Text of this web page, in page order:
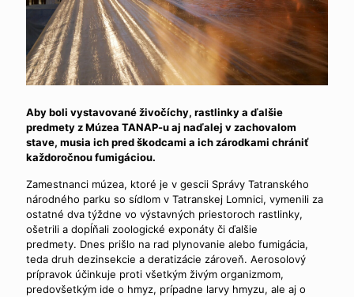
Aby boli vystavované živočíchy, rastlinky a ďalšie
predmety z Múzea TANAP-u aj naďalej v zachovalom
stave, musia ich pred škodcami a ich zárodkami chrániť
každoročnou fumigáciou.
Zamestnanci múzea, ktoré je v gescii Správy Tatranského
národného parku so sídlom v Tatranskej Lomnici, vymenili za
ostatné dva týždne vo výstavných priestoroch rastlinky,
ošetrili a dopĺňali zoologické exponáty či ďalšie
predmety. Dnes prišlo na rad plynovanie alebo fumigácia,
teda druh dezinsekcie a deratizácie zároveň. Aerosolový
prípravok účinkuje proti všetkým živým organizmom,
predovšetkým ide o hmyz, prípadne larvy hmyzu, ale aj o